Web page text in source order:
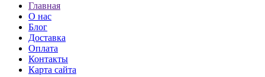
Главная
О нас
Блог
Доставка
Оплата
Контакты
Карта сайта